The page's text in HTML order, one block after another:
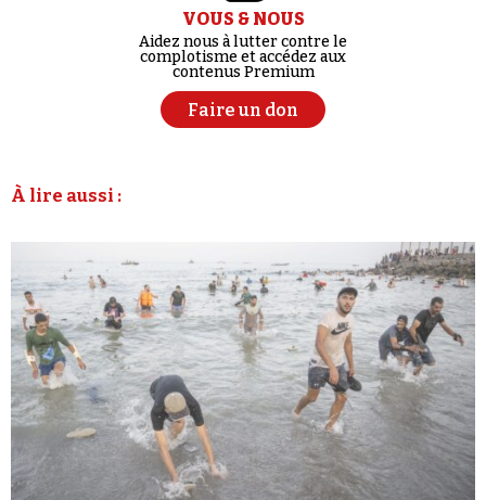
VOUS & NOUS
Aidez nous à lutter contre le
complotisme et accédez aux
contenus Premium
Faire un don
À lire aussi :